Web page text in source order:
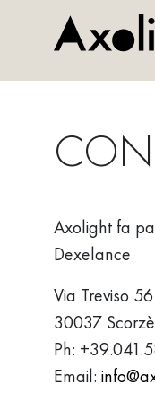
Axolight fa
Dexelance
Via Treviso 56
30037
Ph:
Email: